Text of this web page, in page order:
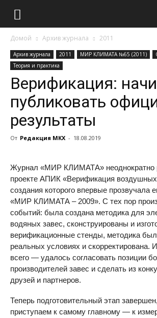
Домой Архив журнала 2011
Архив журнала 2011 МИР КЛИМАТА №65 (2011)
Теория и практика
Верификация:
публиковать
результаты
От Редакция МКХ - 18.08.2019
Журнал «МИР КЛИМАТА» неоднократно
проекте АПИК «Верификация воздушных
создания которого впервые прозвучала
«МИР КЛИМАТА – 2009». С тех пор
событий: была создана методика для
водяных завес, сконструированы и
верификационные стенды, методика
реальных условиях и скорректирована.
всего — удалось согласовать позиции
производителей завес и сделать из
друзей и партнеров.
Теперь подготовительный этап
приступаем к самому главному — к